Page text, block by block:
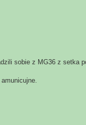
sobie z MG36 z setka